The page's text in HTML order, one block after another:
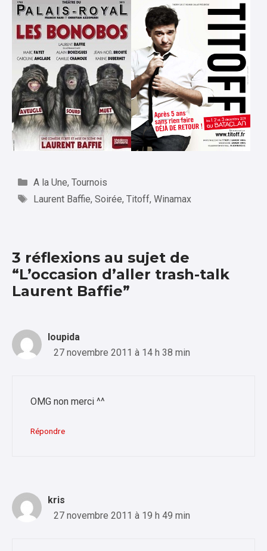
Catégories
A la Une, Tournois
Étiquettes
Laurent Baffie, Soirée, Titoff, Winamax
3 réflexions au sujet de
“L’occasion d’aller trash-talk
Laurent Baffie”
loupida
27 novembre 2011 à 14 h 38 min
OMG non merci ^^
Répondre
kris
27 novembre 2011 à 19 h 49 min